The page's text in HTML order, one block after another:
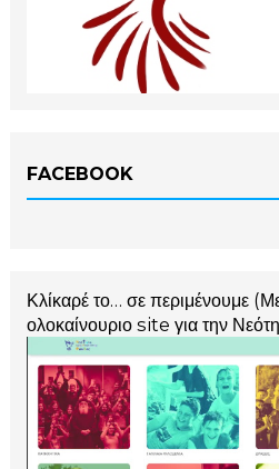
FACEBOOK
Κλίκαρέ το… σε περιμένουμε
ολοκαίνουριο site για την